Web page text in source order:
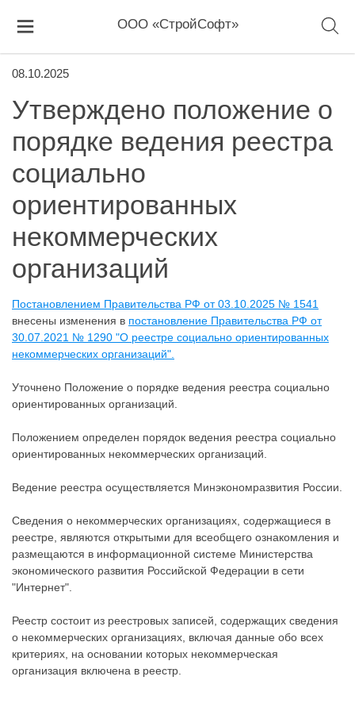
ООО «СтройСофт»
08.10.2025
Утверждено положение о
порядке ведения реестра
социально
ориентированных
некоммерческих
организаций
Постановлением Правительства РФ от 03.10.2025 № 1541
внесены изменения в постановление Правительства РФ от
30.07.2021 № 1290 "О реестре социально ориентированных
некоммерческих организаций".
Уточнено Положение о порядке ведения реестра социально
ориентированных организаций.
Положением определен порядок ведения реестра социально
ориентированных некоммерческих организаций.
Ведение реестра осуществляется Минэкономразвития России.
Сведения о некоммерческих организациях, содержащиеся в
реестре, являются открытыми для всеобщего ознакомления и
размещаются в информационной системе Министерства
экономического развития Российской Федерации в сети
"Интернет".
Реестр состоит из реестровых записей, содержащих сведения
о некоммерческих организациях, включая данные обо всех
критериях, на основании которых некоммерческая
организация включена в реестр.